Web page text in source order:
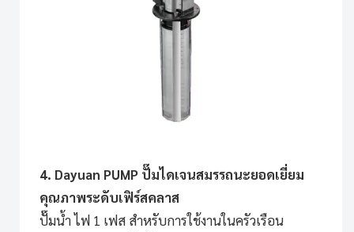
4. Dayuan PUMP ปั๊มไดเจนสมรรถนะยอดเยี่ยม
คุณภาพระดับเฟิร์สคลาส
ปั๊มน้ำ ไฟ 1 เฟส สำหรับการใช้งานในครัวเรือน